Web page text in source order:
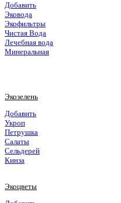
Добавить
Эковода
Экофильтры
Чистая Вода
Лечебная вода
Минеральная
Экозелень
Добавить
Укроп
Петрушка
Салаты
Сельдерей
Кинза
Экоцветы